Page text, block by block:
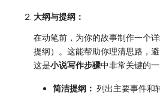
大纲与提纲：
在动笔前，为你的故事制作一个
提纲）。这能帮助你理清思路，
这是小说写作步骤中非常关键的一
简洁提纲： 列出主要事件和